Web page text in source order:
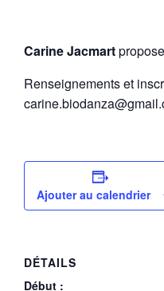
Carine Jacmart
Renseignements et
Ajouter au calendrier
DÉTAILS
Début :